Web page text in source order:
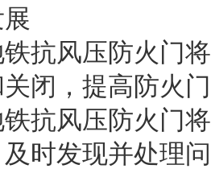
抗风压防火门
闭，提高防火
抗风压防火门
时发现并处理